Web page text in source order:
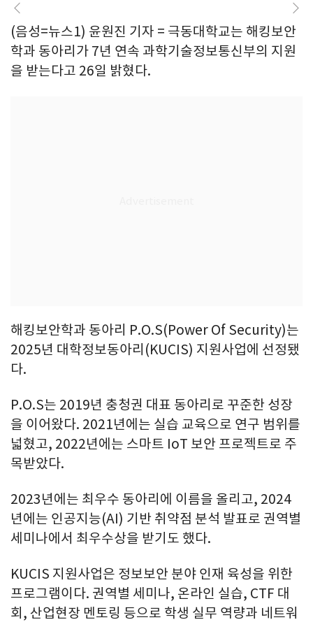
(음성=뉴스1) 윤원진 기자 = 극동대학교는 해킹보안
학과 동아리가 7년 연속 과학기술정보통신부의 지원
을 받는다고 26일 밝혔다.
해킹보안학과 동아리 P.O.S(Power Of Security)는
2025년 대학정보동아리(KUCIS) 지원사업에 선정됐
다.
P.O.S는 2019년 충청권 대표 동아리로 꾸준한 성장
을 이어왔다. 2021년에는 실습 교육으로 연구 범위를
넓혔고, 2022년에는 스마트 IoT 보안 프로젝트로 주
목받았다.
2023년에는 최우수 동아리에 이름을 올리고, 2024
년에는 인공지능(AI) 기반 취약점 분석 발표로 권역별
세미나에서 최우수상을 받기도 했다.
KUCIS 지원사업은 정보보안 분야 인재 육성을 위한
프로그램이다. 권역별 세미나, 온라인 실습, CTF 대
회, 산업현장 멘토링 등으로 학생 실무 역량과 네트워